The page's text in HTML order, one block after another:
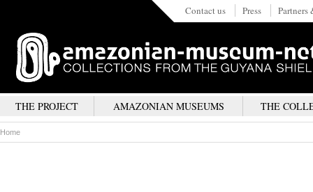
Contact us Press
THE PROJECT AMAZONIAN MUSEUMS THE
Home